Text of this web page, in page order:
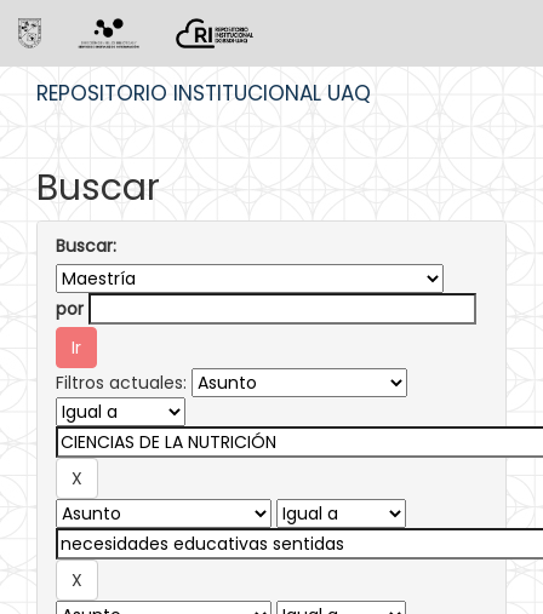
REPOSITORIO INSTITUCIONAL UAQ
Buscar
Buscar:
por
Filtros actuales: